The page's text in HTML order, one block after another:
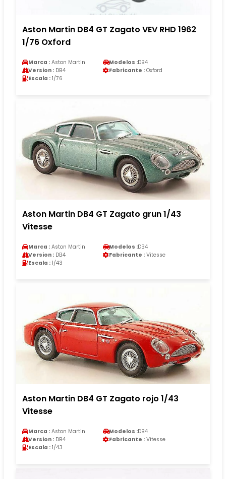
Aston Martin DB4 GT Zagato VEV RHD 1962
1/76 Oxford
Marca : Aston Martin Modelos :DB4
Version : DB4 Fabricante : Oxford
Escala : 1/76
Aston Martin DB4 GT Zagato grun 1/43
Vitesse
Marca : Aston Martin Modelos :DB4
Version : DB4 Fabricante : Vitesse
Escala : 1/43
Aston Martin DB4 GT Zagato rojo 1/43
Vitesse
Marca : Aston Martin Modelos :DB4
Version : DB4 Fabricante : Vitesse
Escala : 1/43